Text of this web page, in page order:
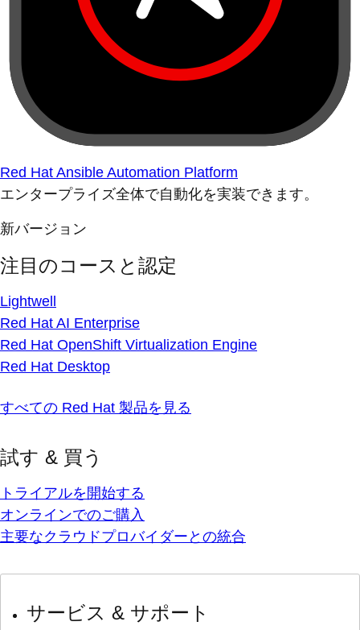
Red Hat Ansible Automation Platform
エンタープライズ全体で自動化を実装できます。
新バージョン
注目のコースと認定
Lightwell
Red Hat AI Enterprise
Red Hat OpenShift Virtualization Engine
Red Hat Desktop
すべての Red Hat 製品を見る
試す & 買う
トライアルを開始する
オンラインでのご購入
主要なクラウドプロバイダーとの統合
サービス & サポート